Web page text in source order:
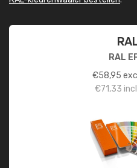
RAL
€58,95
€71,33